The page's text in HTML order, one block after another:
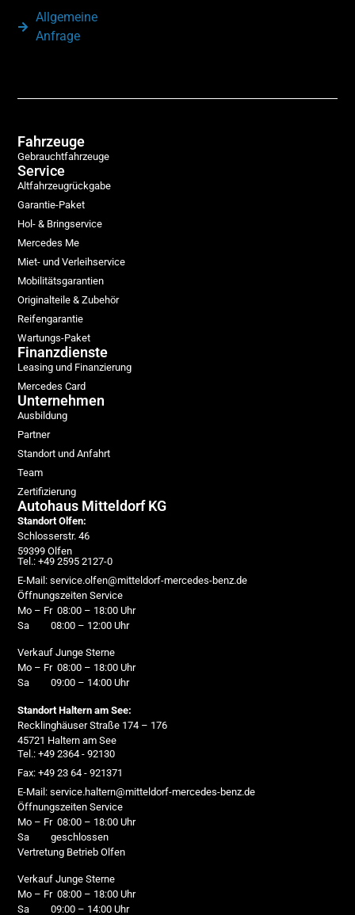
Allgemeine
Anfrage
Fahrzeuge
Gebrauchtfahrzeuge
Service
Altfahrzeugrückgabe
Garantie-Paket
Hol- & Bringservice
Mercedes Me
Miet- und Verleihservice
Mobilitätsgarantien
Originalteile & Zubehör
Reifengarantie
Wartungs-Paket
Finanzdienste
Leasing und Finanzierung
Mercedes Card
Unternehmen
Ausbildung
Partner
Standort und Anfahrt
Team
Zertifizierung
Autohaus Mitteldorf KG
Standort Olfen:
Schlosserstr. 46
59399 Olfen
Tel.: +49 2595 2127-0
E-Mail: service.olfen@mitteldorf-mercedes-benz.de
Öffnungszeiten Service
Mo – Fr 08:00 – 18:00 Uhr
Sa 08:00 – 12:00 Uhr
Verkauf Junge Sterne
Mo – Fr 08:00 – 18:00 Uhr
Sa 09:00 – 14:00 Uhr
Standort Haltern am See:
Recklinghäuser Straße 174 – 176
45721 Haltern am See
Tel.: +49 2364 - 92130
Fax: +49 23 64 - 921371
E-Mail: service.haltern@mitteldorf-mercedes-benz.de
Öffnungszeiten Service
Mo – Fr 08:00 – 18:00 Uhr
Sa geschlossen
Vertretung Betrieb Olfen
Verkauf Junge Sterne
Mo – Fr 08:00 – 18:00 Uhr
Sa 09:00 – 14:00 Uhr